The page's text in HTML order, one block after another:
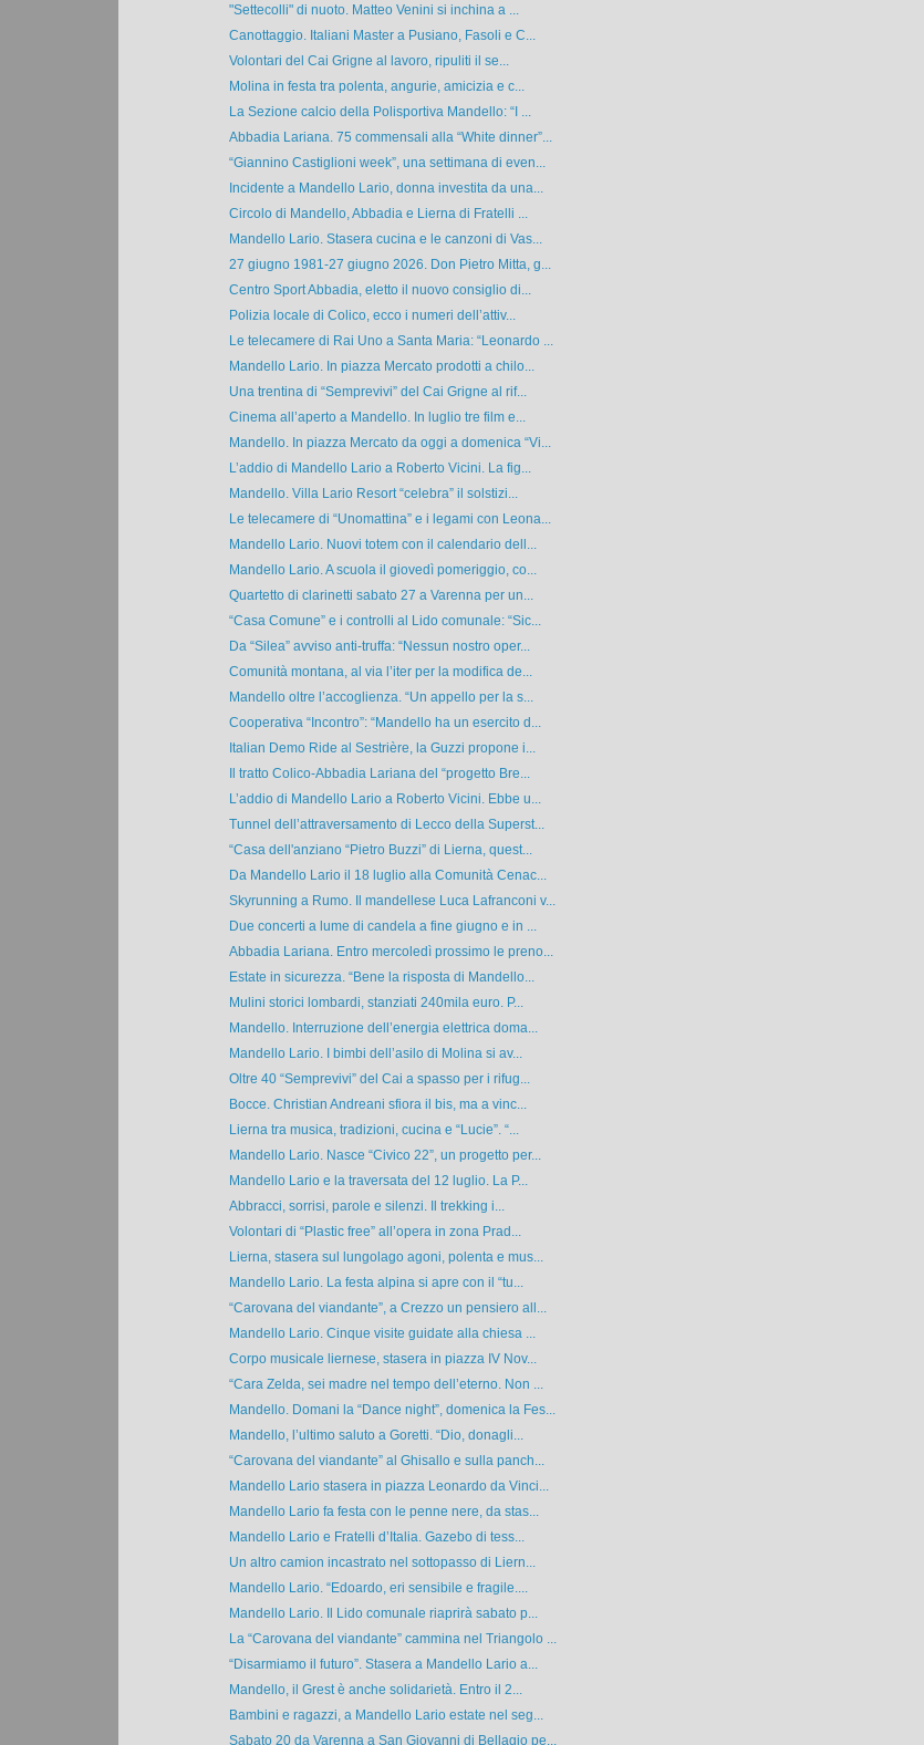
"Settecolli" di nuoto. Matteo Venini si inchina a ...
Canottaggio. Italiani Master a Pusiano, Fasoli e C...
Volontari del Cai Grigne al lavoro, ripuliti il se...
Molina in festa tra polenta, angurie, amicizia e c...
La Sezione calcio della Polisportiva Mandello: “I ...
Abbadia Lariana. 75 commensali alla “White dinner”...
“Giannino Castiglioni week”, una settimana di even...
Incidente a Mandello Lario, donna investita da una...
Circolo di Mandello, Abbadia e Lierna di Fratelli ...
Mandello Lario. Stasera cucina e le canzoni di Vas...
27 giugno 1981-27 giugno 2026. Don Pietro Mitta, g...
Centro Sport Abbadia, eletto il nuovo consiglio di...
Polizia locale di Colico, ecco i numeri dell’attiv...
Le telecamere di Rai Uno a Santa Maria: “Leonardo ...
Mandello Lario. In piazza Mercato prodotti a chilo...
Una trentina di “Semprevivi” del Cai Grigne al rif...
Cinema all’aperto a Mandello. In luglio tre film e...
Mandello. In piazza Mercato da oggi a domenica “Vi...
L’addio di Mandello Lario a Roberto Vicini. La fig...
Mandello. Villa Lario Resort “celebra” il solstizi...
Le telecamere di “Unomattina” e i legami con Leona...
Mandello Lario. Nuovi totem con il calendario dell...
Mandello Lario. A scuola il giovedì pomeriggio, co...
Quartetto di clarinetti sabato 27 a Varenna per un...
“Casa Comune” e i controlli al Lido comunale: “Sic...
Da “Silea” avviso anti-truffa: “Nessun nostro oper...
Comunità montana, al via l’iter per la modifica de...
Mandello oltre l’accoglienza. “Un appello per la s...
Cooperativa “Incontro”: “Mandello ha un esercito d...
Italian Demo Ride al Sestrière, la Guzzi propone i...
Il tratto Colico-Abbadia Lariana del “progetto Bre...
L’addio di Mandello Lario a Roberto Vicini. Ebbe u...
Tunnel dell’attraversamento di Lecco della Superst...
“Casa dell'anziano “Pietro Buzzi” di Lierna, quest...
Da Mandello Lario il 18 luglio alla Comunità Cenac...
Skyrunning a Rumo. Il mandellese Luca Lafranconi v...
Due concerti a lume di candela a fine giugno e in ...
Abbadia Lariana. Entro mercoledì prossimo le preno...
Estate in sicurezza. “Bene la risposta di Mandello...
Mulini storici lombardi, stanziati 240mila euro. P...
Mandello. Interruzione dell’energia elettrica doma...
Mandello Lario. I bimbi dell’asilo di Molina si av...
Oltre 40 “Semprevivi” del Cai a spasso per i rifug...
Bocce. Christian Andreani sfiora il bis, ma a vinc...
Lierna tra musica, tradizioni, cucina e “Lucie”. “...
Mandello Lario. Nasce “Civico 22”, un progetto per...
Mandello Lario e la traversata del 12 luglio. La P...
Abbracci, sorrisi, parole e silenzi. Il trekking i...
Volontari di “Plastic free” all’opera in zona Prad...
Lierna, stasera sul lungolago agoni, polenta e mus...
Mandello Lario. La festa alpina si apre con il “tu...
“Carovana del viandante”, a Crezzo un pensiero all...
Mandello Lario. Cinque visite guidate alla chiesa ...
Corpo musicale liernese, stasera in piazza IV Nov...
“Cara Zelda, sei madre nel tempo dell’eterno. Non ...
Mandello. Domani la “Dance night”, domenica la Fes...
Mandello, l’ultimo saluto a Goretti. “Dio, donagli...
“Carovana del viandante” al Ghisallo e sulla panch...
Mandello Lario stasera in piazza Leonardo da Vinci...
Mandello Lario fa festa con le penne nere, da stas...
Mandello Lario e Fratelli d’Italia. Gazebo di tess...
Un altro camion incastrato nel sottopasso di Liern...
Mandello Lario. “Edoardo, eri sensibile e fragile....
Mandello Lario. Il Lido comunale riaprirà sabato p...
La “Carovana del viandante” cammina nel Triangolo ...
“Disarmiamo il futuro”. Stasera a Mandello Lario a...
Mandello, il Grest è anche solidarietà. Entro il 2...
Bambini e ragazzi, a Mandello Lario estate nel seg...
Sabato 20 da Varenna a San Giovanni di Bellagio pe...